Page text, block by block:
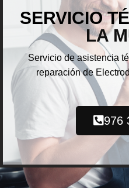
SERVICIO
LA
Servicio de asistencia
reparación de
976